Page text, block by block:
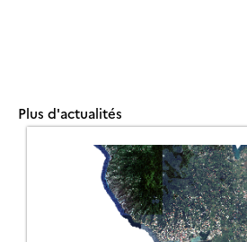
Plus d'actualités